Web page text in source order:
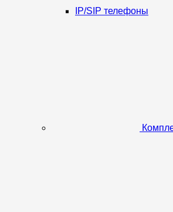
IP/SIP телефоны